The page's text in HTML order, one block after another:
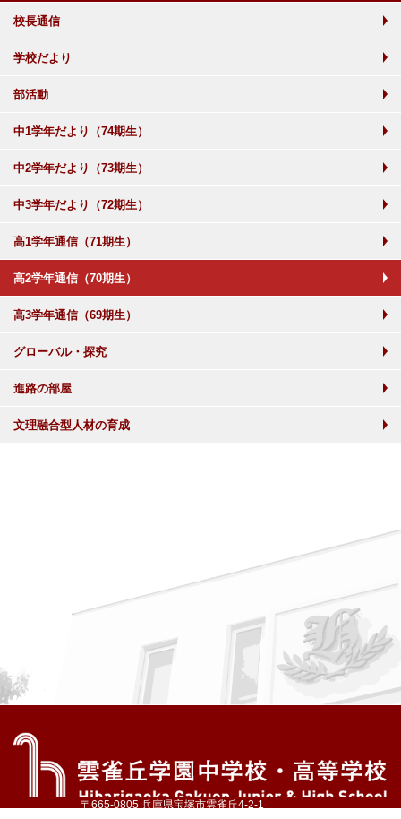
校長通信
学校だより
部活動
中1学年だより（74期生）
中2学年だより（73期生）
中3学年だより（72期生）
高1学年通信（71期生）
高2学年通信（70期生）
高3学年通信（69期生）
グローバル・探究
進路の部屋
文理融合型人材の育成
〒665-0805 兵庫県宝塚市雲雀丘4-2-1